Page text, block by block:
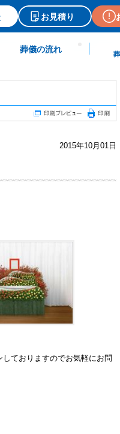
お見積り
葬儀の流れ
2015年10月01日
ておりますのでお気軽にお問